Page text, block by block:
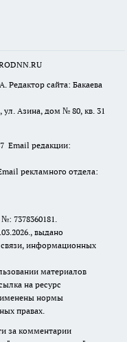
Редактор сайта: Бакаева
ул. Азина, дом № 80, кв. 31
Email редакции:
рекламного отдела:
7378360181.
выдано
информационных
материалов
на ресурс
нормы
правах.
за комментарии